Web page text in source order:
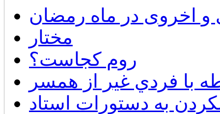
و اخروی در ماه رمضان
مختار
روم كجاست؟
با فردي غير از همسر
به دستورات استاد